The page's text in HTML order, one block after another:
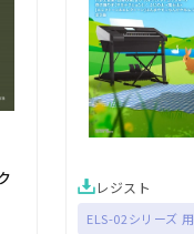
レジスト
ELS-02シリーズ 用